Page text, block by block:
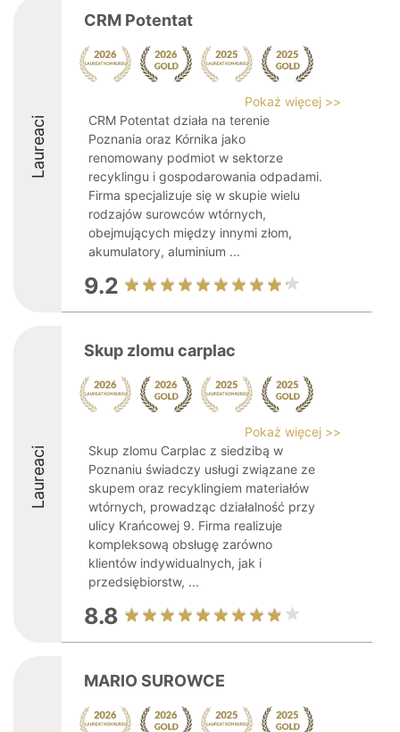
Laureaci
CRM Potentat
Pokaż więcej >>
CRM Potentat działa na terenie
Poznania oraz Kórnika jako
renomowany podmiot w sektorze
recyklingu i gospodarowania odpadami.
Firma specjalizuje się w skupie wielu
rodzajów surowców wtórnych,
obejmujących między innymi złom,
akumulatory, aluminium ...
9.2
Laureaci
Skup zlomu carplac
Pokaż więcej >>
Skup zlomu Carplac z siedzibą w
Poznaniu świadczy usługi związane ze
skupem oraz recyklingiem materiałów
wtórnych, prowadząc działalność przy
ulicy Krańcowej 9. Firma realizuje
kompleksową obsługę zarówno
klientów indywidualnych, jak i
przedsiębiorstw, ...
8.8
MARIO SUROWCE